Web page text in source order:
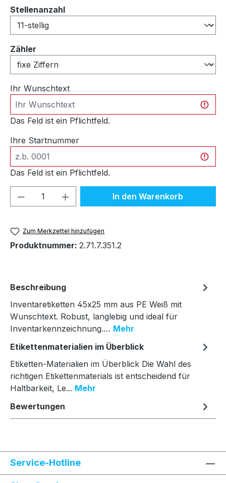
Stellenanzahlauswählen
Zähler
Ihr Wunschtext
Das Feld ist ein Pflichtfeld.
Ihre Startnummer
Das Feld ist ein Pflichtfeld.
Produkt Anzahl: Gib denIn den Warenkorb
Zum Merkzettel hinzufügen
Produktnummer: 2.71.7.351.2
Beschreibung
Inventaretiketten 45x25 mm aus PE Weiß mit
Wunschtext. Robust, langlebig und ideal für
Inventarkennzeichnung.… Mehr
Etikettenmaterialien im Überblick
Etiketten-Materialien im Überblick Die Wahl des
richtigen Etikettenmaterials ist entscheidend für
Haltbarkeit, Le... Mehr
Bewertungen
Service-Hotline